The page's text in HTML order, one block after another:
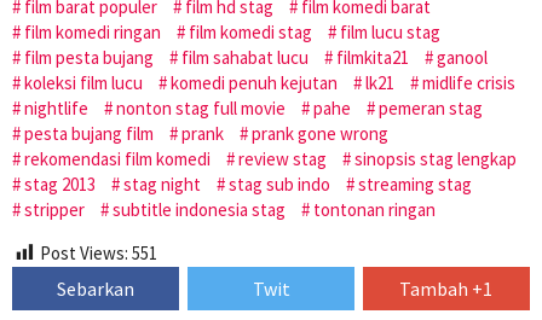
film barat populer
film hd stag
film komedi barat
film komedi ringan
film komedi stag
film lucu stag
film pesta bujang
film sahabat lucu filmkita21
ganool
koleksi film lucu
komedi penuh kejutan lk21
midlife crisis
nightlife
nonton stag full movie pahe
pemeran stag
pesta bujang film
prank
prank gone wrong
rekomendasi film komedi
review stag
sinopsis stag lengkap
stag 2013
stag night stag sub indo
streaming stag
stripper
subtitle indonesia stag
tontonan ringan
Post Views: 551
Sebarkan Twit Tambah +1